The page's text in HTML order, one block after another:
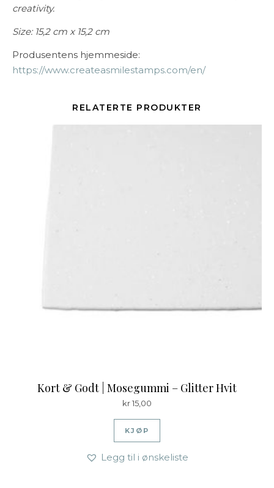
creativity.
Size: 15,2 cm x 15,2 cm
Produsentens hjemmeside:
https://www.createasmilestamps.com/en/
RELATERTE PRODUKTER
Kort & Godt | Mosegummi – Glitter Hvit
kr15,00
KJØP
Legg til i ønskeliste